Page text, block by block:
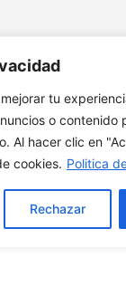
tu
o contenido
Al hacer clic en
cookies. Politica
Rechazar